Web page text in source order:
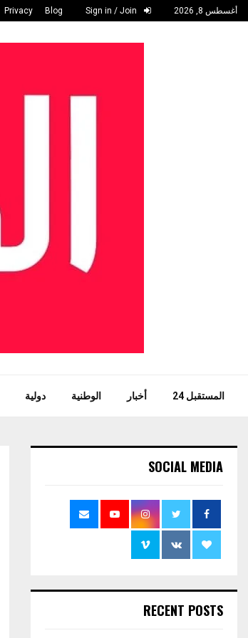
أغسطس 8, 2026 Blog
Privacy
المستقبل 24 أخبار الوطنية دولية
SOCIAL MEDIA
RECENT POSTS